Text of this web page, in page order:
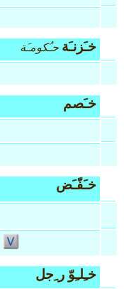
خـَزنـَة حـُكومـَة
خـَصم
خـَفّـَض
خـِلـِوّ ر ِجل